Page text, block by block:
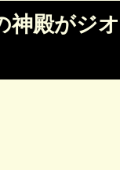
神殿がジ